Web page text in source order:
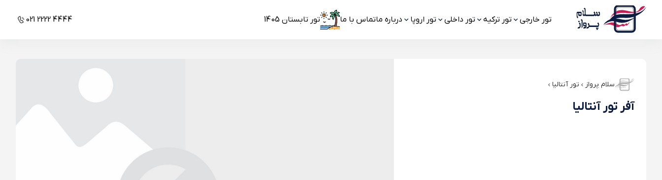
تور خارجی تور ترکیه تور داخلی تور اروپا درباره ماتماس با ما تور تابستان 1405 021 2222 4444
سلام پرواز تور آنتالیا
آفر تور آنتالیا